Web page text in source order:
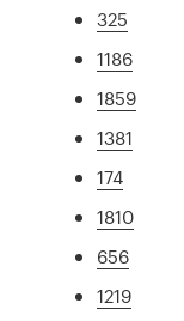
325
1186
1859
1381
174
1810
656
1219